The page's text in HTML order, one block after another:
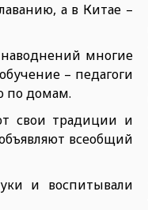
а в Китае –
наводнений многие
– педагоги
по домам.
свои традиции и
всеобщий
и воспитывали